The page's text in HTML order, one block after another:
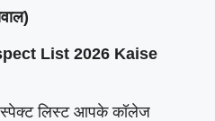
List 2026 Kaise
सस्पेक्ट लिस्ट आपके कॉलेज